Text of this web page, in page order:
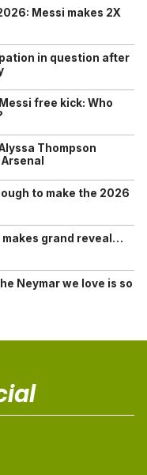
Messi makes 2X
in question after
free kick: Who
Thompson
to make the 2026
makes grand reveal…
Neymar we love is so